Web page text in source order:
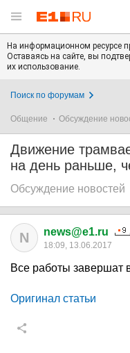
На информационном ресурсе
Оставаясь на сайте, вы
их использование.
Поиск по форумам
Общение Обсуждение
Движение
на день раньше,
Обсуждение новостей
N news@e1.ru
18:09, 13.06.2017
Все работы завершат
Оригинал статьи